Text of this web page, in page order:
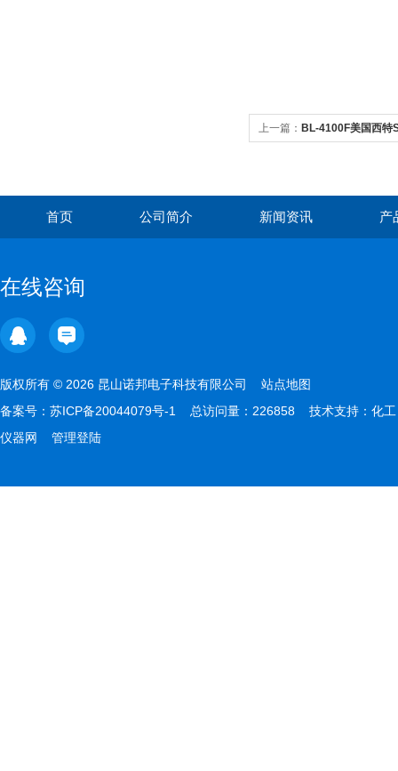
上一篇： BL-4100F美国西特
首页 公司简介 新闻资讯 产
在线咨询
版权所有 © 2026 昆山诺邦电子科技有限公司 站点地图
备案号： 苏ICP备20044079号-1 总访问量：226858 技术支持： 化工
仪器网
管理登陆